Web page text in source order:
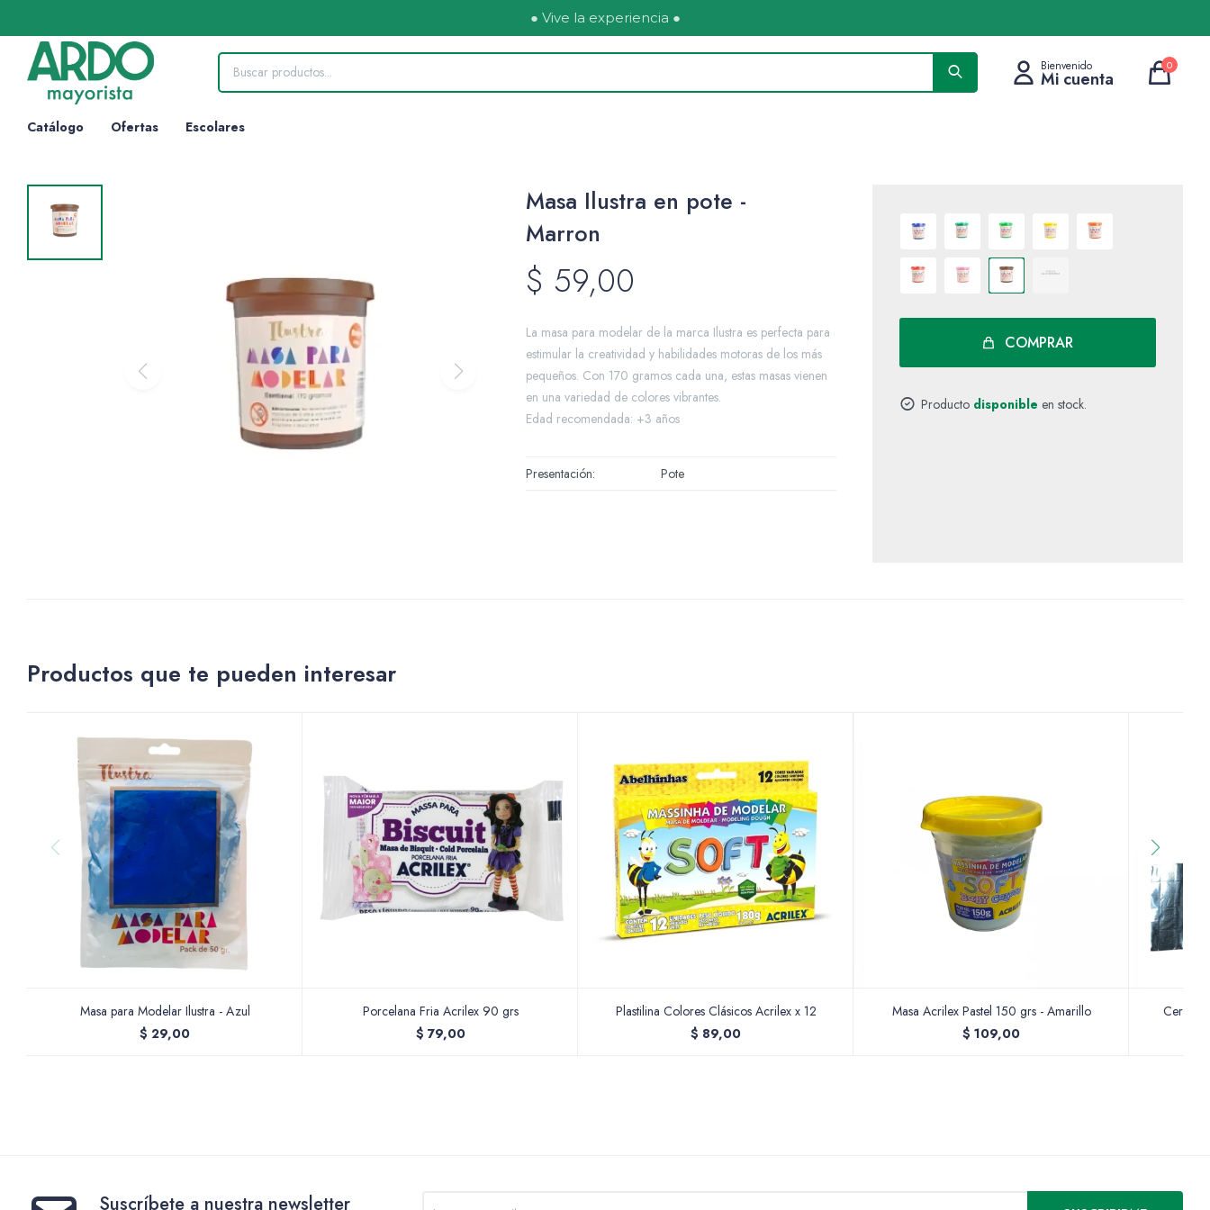
● Vive la experiencia ●
Catálogo Ofertas Escolares
0
Masa Ilustra en pote -
Marron
$ 59,00
La masa para modelar de la marca Ilustra es perfecta para
estimular la creatividad y habilidades motoras de los más
pequeños. Con 170 gramos cada una, estas masas vienen
en una variedad de colores vibrantes.
Edad recomendada: +3 años
Presentación Pote
COMPRAR
Producto disponible en stock.
Productos que te pueden interesar
Masa para Modelar Ilustra - Azul
$ 29,00
Porcelana Fria Acrilex 90 grs
$ 79,00
Plastilina Colores Clásicos Acrilex x 12
$ 89,00
Masa Acrilex Pastel 150 grs - Amarillo
$ 109,00
Suscríbete a nuestra newsletter